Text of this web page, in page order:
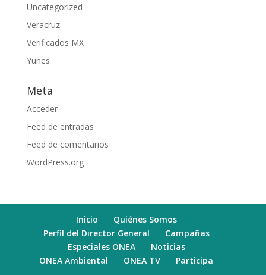
Uncategorized
Veracruz
Verificados MX
Yunes
Meta
Acceder
Feed de entradas
Feed de comentarios
WordPress.org
Inicio
Quiénes Somos
Perfil del Director General
Campañas
Especiales ONEA
Noticias
ONEA Ambiental
ONEA TV Participa